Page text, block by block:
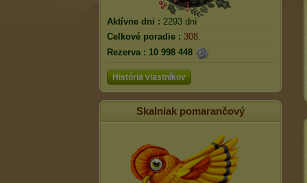
Aktívne dni : 2293 dní
Celkové poradie : 308.
Rezerva : 10 998 448
História vlastníkov
Skalniak pomarančový